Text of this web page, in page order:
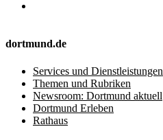
dortmund.de
Services und Dienstleistungen
Themen und Rubriken
Newsroom: Dortmund aktuell
Dortmund Erleben
Rathaus